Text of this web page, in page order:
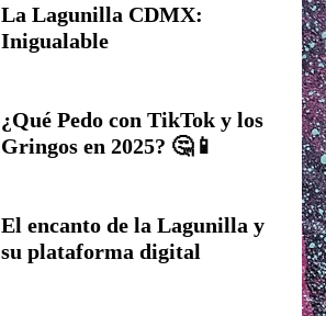
La Lagunilla CDMX:
Inigualable
¿Qué Pedo con TikTok y los
Gringos en 2025? 🤔📱
El encanto de la Lagunilla y
su plataforma digital